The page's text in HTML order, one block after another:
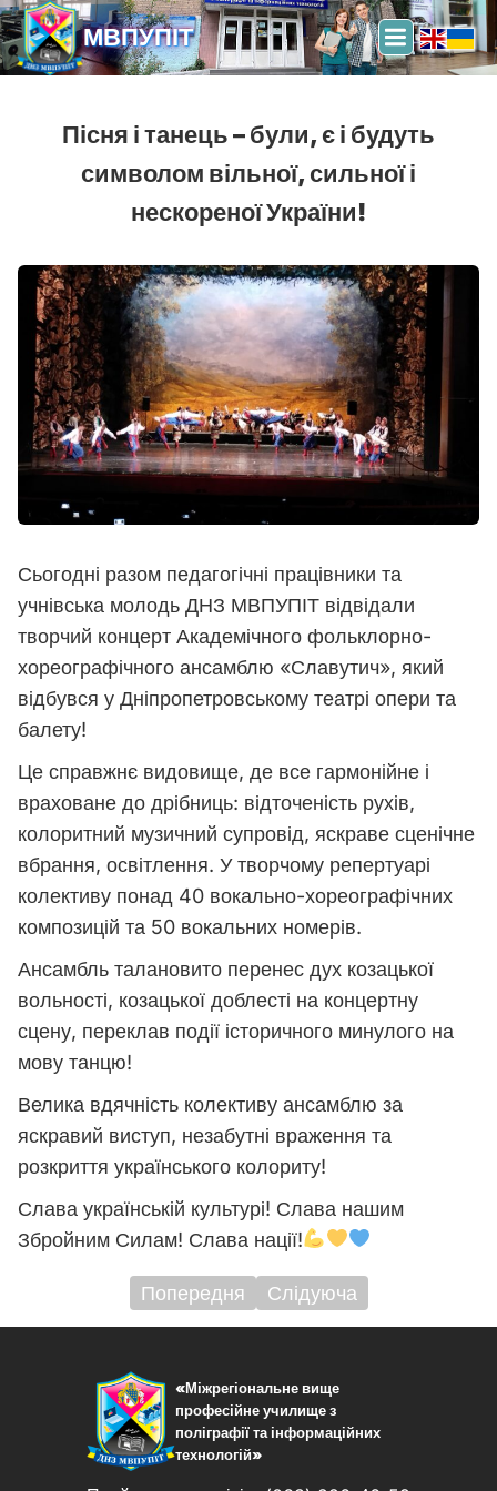
МВПУПІТ
Пісня і танець – були, є і будуть
символом вільної, сильної і
нескореної України!
Сьогодні разом педагогічні працівники та
учнівська молодь ДНЗ МВПУПІТ відвідали
творчий концерт Академічного фольклорно-
хореографічного ансамблю «Славутич», який
відбувся у Дніпропетровському театрі опери та
балету!
Це справжнє видовище, де все гармонійне і
враховане до дрібниць: відточеність рухів,
колоритний музичний супровід, яскраве сценічне
вбрання, освітлення. У творчому репертуарі
колективу понад 40 вокально-хореографічних
композицій та 50 вокальних номерів.
Ансамбль талановито перенес дух козацької
вольності, козацької доблесті на концертну
сцену, переклав події історичного минулого на
мову танцю!
Велика вдячність колективу ансамблю за
яскравий виступ, незабутні враження та
розкриття українського колориту!
Слава українській культурі! Слава нашим
Збройним Силам! Слава нації!
Навігація
записів
Попередня Слідуюча
«Міжрегіональне вище
професійне училище з
поліграфії та інформаційних
технологій»